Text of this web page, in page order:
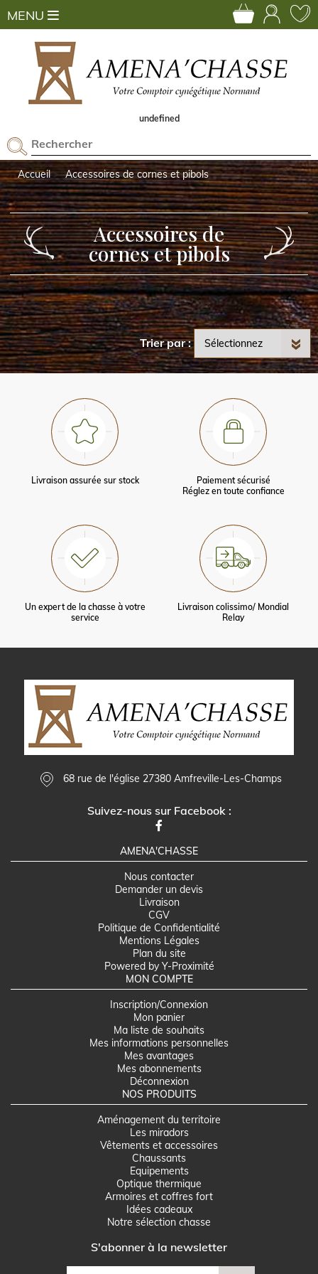
undefined
MENU
Accueil Accessoires de cornes et pibols
Accessoires de
cornes et pibols
Trier par
Livraison assurée sur stock
Paiement sécurisé
Réglez en toute confiance
Un expert de la chasse à votre
service
Livraison colissimo/ Mondial
Relay
68 rue de l'église 27380 Amfreville-Les-Champs
Suivez-nous sur Facebook :
AMENA'CHASSE
Nous contacter
Demander un devis
Livraison
CGV
Politique de Confidentialité
Mentions Légales
Plan du site
Powered by Y-Proximité
MON COMPTE
Inscription/Connexion
Mon panier
Ma liste de souhaits
Mes informations personnelles
Mes avantages
Mes abonnements
Déconnexion
NOS PRODUITS
Aménagement du territoire
Les miradors
Vêtements et accessoires
Chaussants
Equipements
Optique thermique
Armoires et coffres fort
Idées cadeaux
Notre sélection chasse
S'abonner à la newsletter